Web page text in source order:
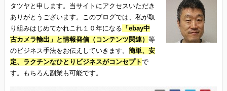
タツヤと申します。当サイトにアクセスいただき
ありがとうございます。このブログでは、私が取
り組みはじめてかれこれ１０年になる 「ebay中
古カメラ輸出」と情報発信（コンテンツ関連） 等
のビジネス手法をお伝えしていきます。 簡単、安
定、ラクチンなひとりビジネスがコンセプトで
す。もちろん副業も可能です。